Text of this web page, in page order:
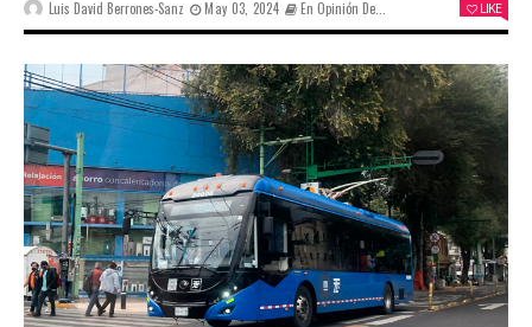
Luis David Berrones-Sanz May 03, 2024 En Opinión De... LIKE